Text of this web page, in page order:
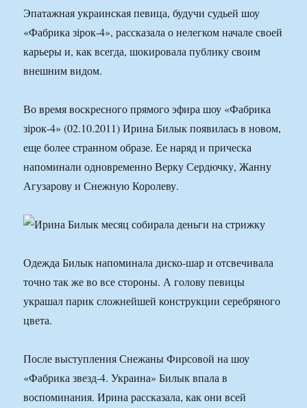
Эпатажная украинская певица, будучи судьей шоу
«Фабрика зірок-4», рассказала о нелегком начале своей
карьеры и, как всегда, шокировала публику своим
внешним видом.
Во время воскресного прямого эфира шоу «Фабрика
зірок-4» (02.10.2011) Ирина Билык появилась в новом,
еще более странном образе. Ее наряд и прическа
напоминали одновременно Верку Сердючку, Жанну
Агузарову и Снежную Королеву.
Одежда Билык напоминала диско-шар и отсвечивала
точно так же во все стороны. А голову певицы
украшал парик сложнейшей конструкции серебряного
цвета.
После выступления Снежаны Фирсовой на шоу
«Фабрика звезд-4. Украина» Билык впала в
воспоминания. Ирина рассказала, как они всей